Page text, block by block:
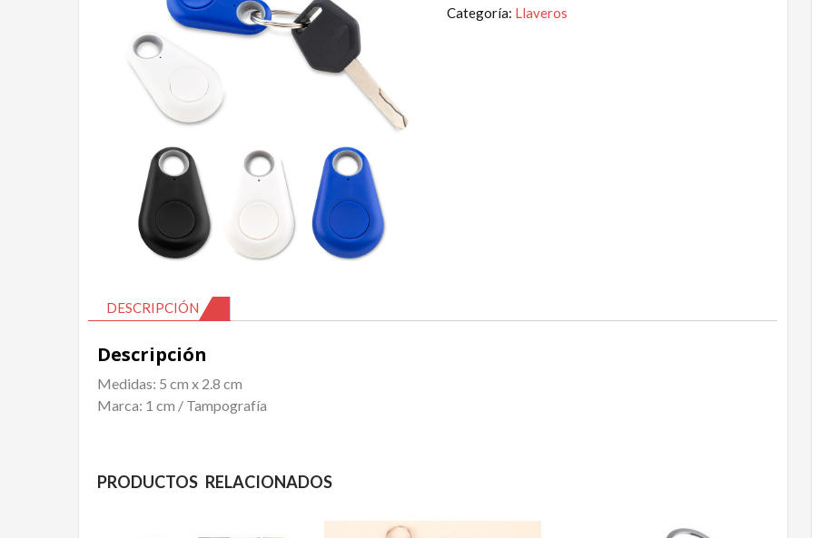
Categoría: Llaveros
DESCRIPCIÓN
Descripción
Medidas: 5 cm x 2.8 cm
Marca: 1 cm / Tampografía
PRODUCTOS RELACIONADOS